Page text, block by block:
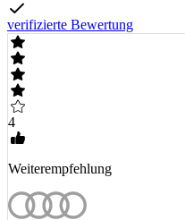
verifizierte Bewertung
4
Weiterempfehlung